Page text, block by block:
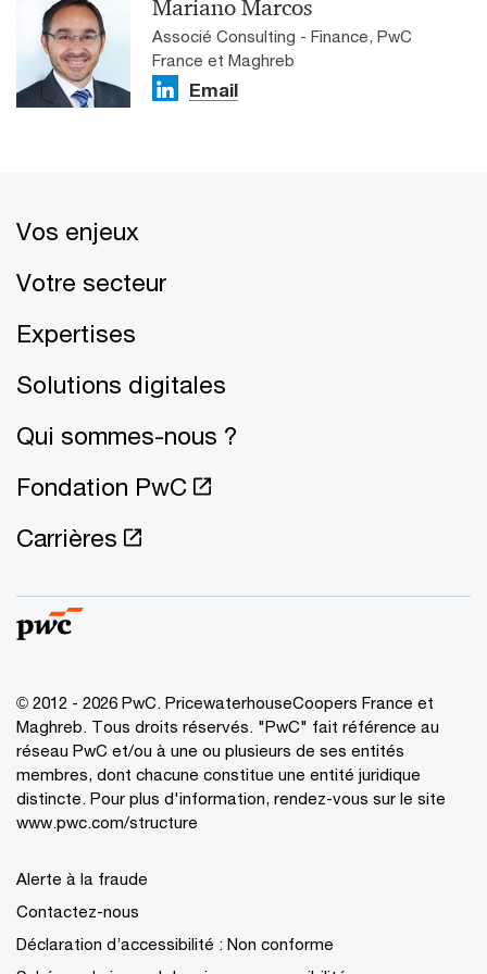
Mariano Marcos
Associé Consulting - Finance, PwC
France et Maghreb
Email
Vos enjeux
Votre secteur
Expertises
Solutions digitales
Qui sommes-nous ?
Fondation PwC
Carrières
© 2012 - 2026 PwC. PricewaterhouseCoopers France et
Maghreb. Tous droits réservés. "PwC" fait référence au
réseau PwC et/ou à une ou plusieurs de ses entités
membres, dont chacune constitue une entité juridique
distincte. Pour plus d'information, rendez-vous sur le site
www.pwc.com/structure
Alerte à la fraude
Contactez-nous
Déclaration d’accessibilité : Non conforme